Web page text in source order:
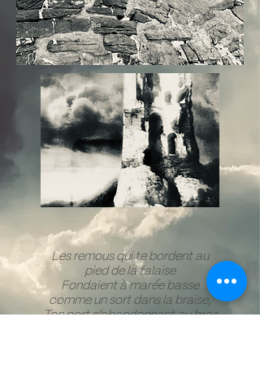
Les remous qui te bordent au
pied de la falaise
Fondaient à marée basse
comme un sort dans la braise,
Ton port s’abandonnant au bras